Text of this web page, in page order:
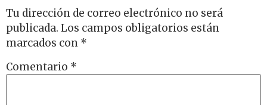
Tu dirección de correo electrónico no será
publicada. Los campos obligatorios están
marcados con *
Comentario *